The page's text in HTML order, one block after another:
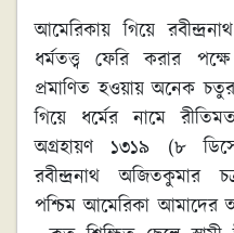
আমেরিকায় গিয়ে
ধর্মতত্ত্ব ফেরি করার
প্রমাণিত হওয়ায় অনেক
গিয়ে ধর্মের নামে
অগ্রহায়ণ ১৩১৯ (৮
রবীন্দ্রনাথ অজিতকুমার
পশ্চিম আমেরিকা আমাদের